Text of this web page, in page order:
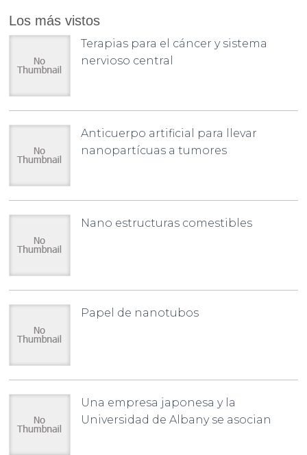
Los más vistos
Terapias para el cáncer y sistema
nervioso central
Anticuerpo artificial para llevar
nanopartícuas a tumores
Nano estructuras comestibles
Papel de nanotubos
Una empresa japonesa y la
Universidad de Albany se asocian